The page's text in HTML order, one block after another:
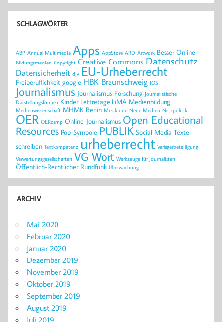
SCHLAGWÖRTER
ABP Annual Multimedia Apps AppStore ARD Artwork Besser Online
Bildungsmedien Copyright Creative Commons Datenschutz
Datensicherheit djv EU-Urheberrecht
Freiberuflichkeit google HBK Braunschweig IOS
Journalismus Journalismus-Forschung Journalistische
Darstellungsformen Kinder Lettretage LiMA Medienbildung
Medienwissenschaft MHMK Berlin Musik und Neue Medien Netzpolitik
OER OERcamp Online-Journalismus Open Educational
Resources Pop-Symbole PUBLIK Social Media Texte
schreiben Textkompetenz urheberrecht Verlegerbeteiligung
Verwertungsgesellschaften VG Wort Werkzeuge für Journalisten
Öffentlich-Rechtlicher Rundfunk Überwachung
ARCHIV
Mai 2020
Februar 2020
Januar 2020
Dezember 2019
November 2019
Oktober 2019
September 2019
August 2019
Juli 2019